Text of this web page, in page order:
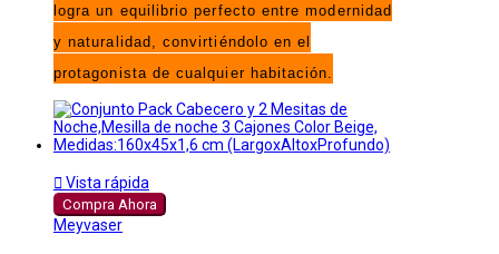
logra un equilibrio perfecto entre modernidad
y naturalidad, convirtiéndolo en el
protagonista de cualquier habitación.
 Vista rápida
Compra Ahora
Meyvaser